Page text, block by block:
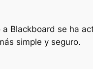
a Blackboard se ha
simple y seguro.